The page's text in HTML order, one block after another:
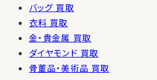
バッグ 買取
衣料 買取
金・貴金属 買取
ダイヤモンド 買取
骨董品・美術品 買取